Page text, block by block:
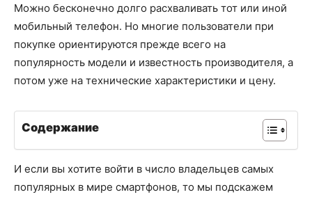
Можно бесконечно долго расхваливать тот или иной
мобильный телефон. Но многие пользователи при
покупке ориентируются прежде всего на
популярность модели и известность производителя, а
потом уже на технические характеристики и цену.
Содержание
И если вы хотите войти в число владельцев самых
популярных в мире смартфонов, то мы подскажем